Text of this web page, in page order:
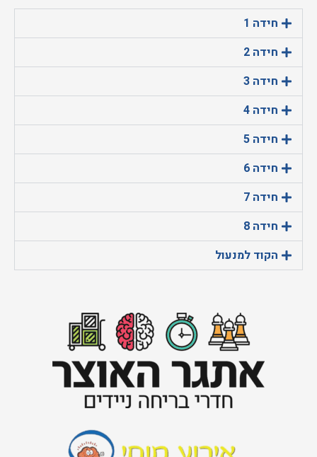
חידה 1
חידה 2
חידה 3
חידה 4
חידה 5
חידה 6
חידה 7
חידה 8
הקוד למנעול